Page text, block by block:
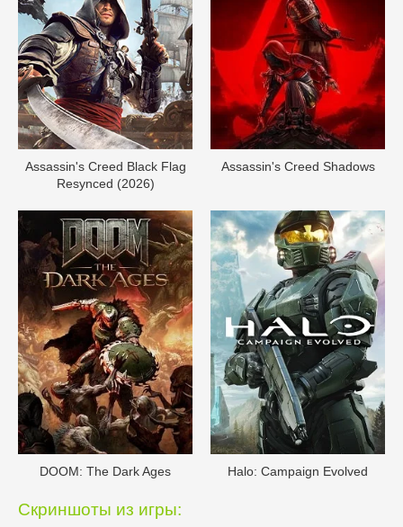
Assassin's Creed Black Flag
Resynced (2026)
Assassin's Creed Shadows
DOОM: The Dark Ages Halo: Campaign Evolved
Скриншоты из игры: